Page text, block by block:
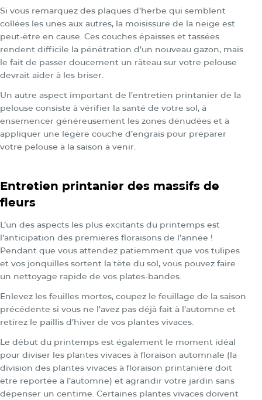
Si vous remarquez des plaques d’herbe qui semblent
collées les unes aux autres, la moisissure de la neige est
peut-être en cause. Ces couches épaisses et tassées
rendent difficile la pénétration d’un nouveau gazon, mais
le fait de passer doucement un râteau sur votre pelouse
devrait aider à les briser.
Un autre aspect important de l’entretien printanier de la
pelouse consiste à vérifier la santé de votre sol, à
ensemencer généreusement les zones dénudées et à
appliquer une légère couche d’engrais pour préparer
votre pelouse à la saison à venir.
Entretien printanier des massifs de
fleurs
L’un des aspects les plus excitants du printemps est
l’anticipation des premières floraisons de l’année !
Pendant que vous attendez patiemment que vos tulipes
et vos jonquilles sortent la tête du sol, vous pouvez faire
un nettoyage rapide de vos plates-bandes.
Enlevez les feuilles mortes, coupez le feuillage de la saison
précédente si vous ne l’avez pas déjà fait à l’automne et
retirez le paillis d’hiver de vos plantes vivaces.
Le début du printemps est également le moment idéal
pour diviser les plantes vivaces à floraison automnale (la
division des plantes vivaces à floraison printanière doit
être reportée à l’automne) et agrandir votre jardin sans
dépenser un centime. Certaines plantes vivaces doivent